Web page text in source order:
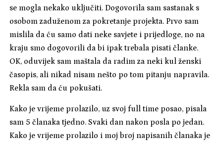
se mogla nekako uključiti. Dogovorila sam sastanak s
osobom zaduženom za pokretanje projekta. Prvo sam
mislila da ću samo dati neke savjete i prijedloge, no na
kraju smo dogovorili da bi ipak trebala pisati članke.
OK, oduvijek sam maštala da radim za neki kul ženski
časopis, ali nikad nisam nešto po tom pitanju napravila.
Rekla sam da ću pokušati.
Kako je vrijeme prolazilo, uz svoj full time posao, pisala
sam 5 članaka tjedno. Svaki dan nakon posla po jedan.
Kako je vrijeme prolazilo i moj broj napisanih članaka je